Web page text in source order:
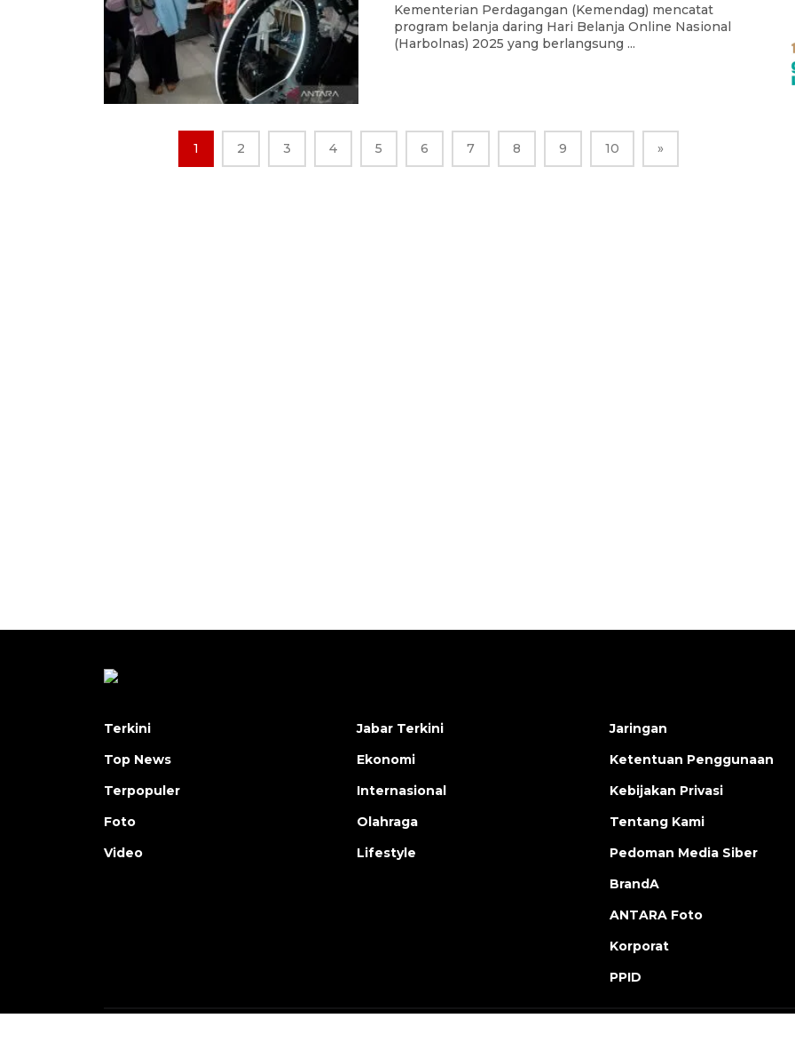
Kementerian Perdagangan (Kemendag) mencatat
program belanja daring Hari Belanja Online Nasional
(Harbolnas) 2025 yang berlangsung ...
1 2 3 4 5 6 7 8 9 10 »
Terkini
Top News
Terpopuler
Foto
Video
Jabar Terkini
Ekonomi
Internasional
Olahraga
Lifestyle
Jaringan
Ketentuan Penggunaan
Kebijakan Privasi
Tentang Kami
Pedoman Media Siber
BrandA
ANTARA Foto
Korporat
PPID